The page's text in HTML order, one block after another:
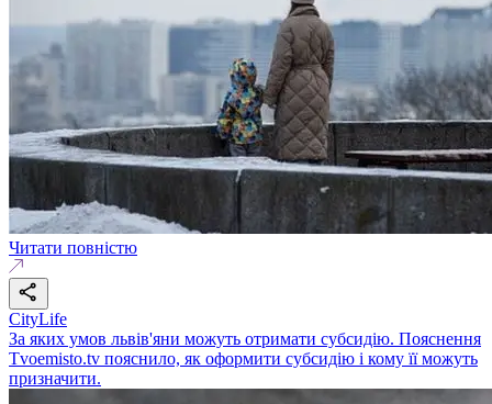
Читати повністю
CityLife
За яких умов львів'яни можуть отримати субсидію. Пояснення
Tvoemisto.tv пояснило, як оформити субсидію і кому її можуть
призначити.